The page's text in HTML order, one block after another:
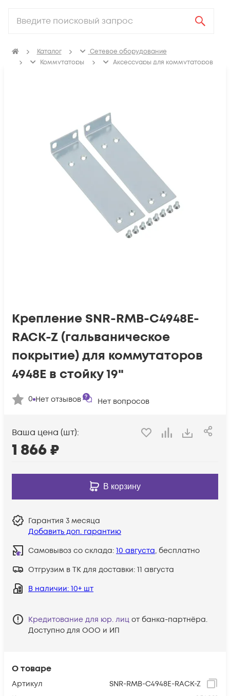
Каталог
Сетевое оборудование
Коммутаторы
Аксессуары для коммутаторов
О товаре
Артикул
SNR-RMB-C4948E-RACK-Z
Крепление SNR-RMB-C4948E-
RACK-Z (гальваническое
покрытие) для коммутаторов
4948E в стойку 19"
0 Нет отзывов Нет вопросов
Ваша цена (шт):
1 866₽
В корзину
Гарантия 3 месяца
Добавить доп. гарантию
Самовывоз со склада: 10 августа, бесплатно
Отгрузим в ТК для доставки: 11 августа
В наличии: 10+ шт
Кредитование для юр. лиц от банка-партнёра.
Доступно для ООО и ИП